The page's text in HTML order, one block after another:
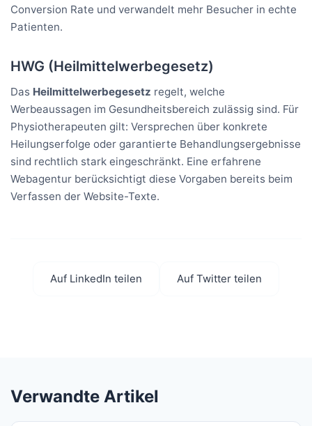
Conversion Rate und verwandelt mehr Besucher in echte
Patienten.
HWG (Heilmittelwerbegesetz)
Das Heilmittelwerbegesetz regelt, welche
Werbeaussagen im Gesundheitsbereich zulässig sind. Für
Physiotherapeuten gilt: Versprechen über konkrete
Heilungserfolge oder garantierte Behandlungsergebnisse
sind rechtlich stark eingeschränkt. Eine erfahrene
Webagentur berücksichtigt diese Vorgaben bereits beim
Verfassen der Website-Texte.
Auf LinkedIn teilen Auf Twitter teilen
Verwandte Artikel